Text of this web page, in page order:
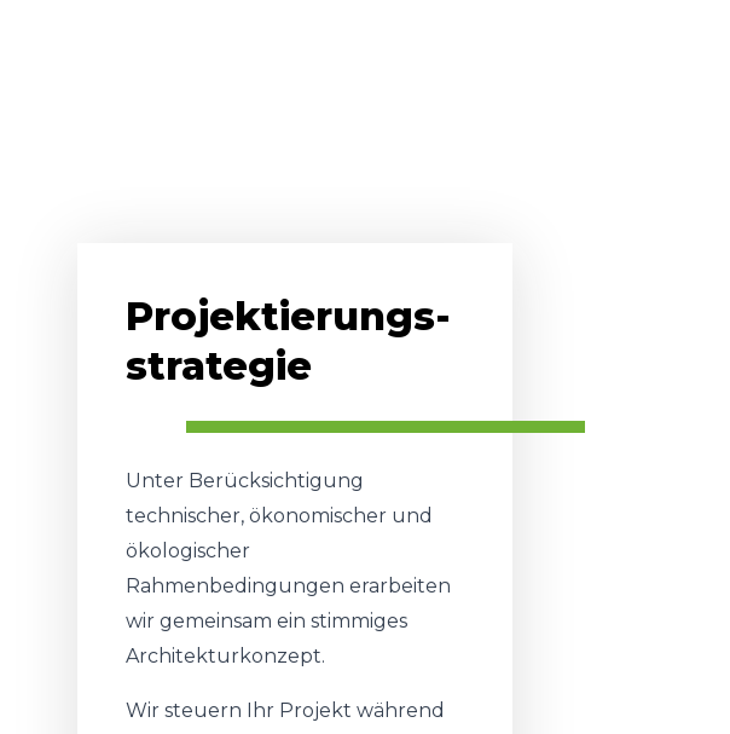
Projektierungs-
strategie
Unter Berücksichtigung
technischer, ökonomischer und
ökologischer
Rahmenbedingungen erarbeiten
wir gemeinsam ein stimmiges
Architekturkonzept.
Wir steuern Ihr Projekt während